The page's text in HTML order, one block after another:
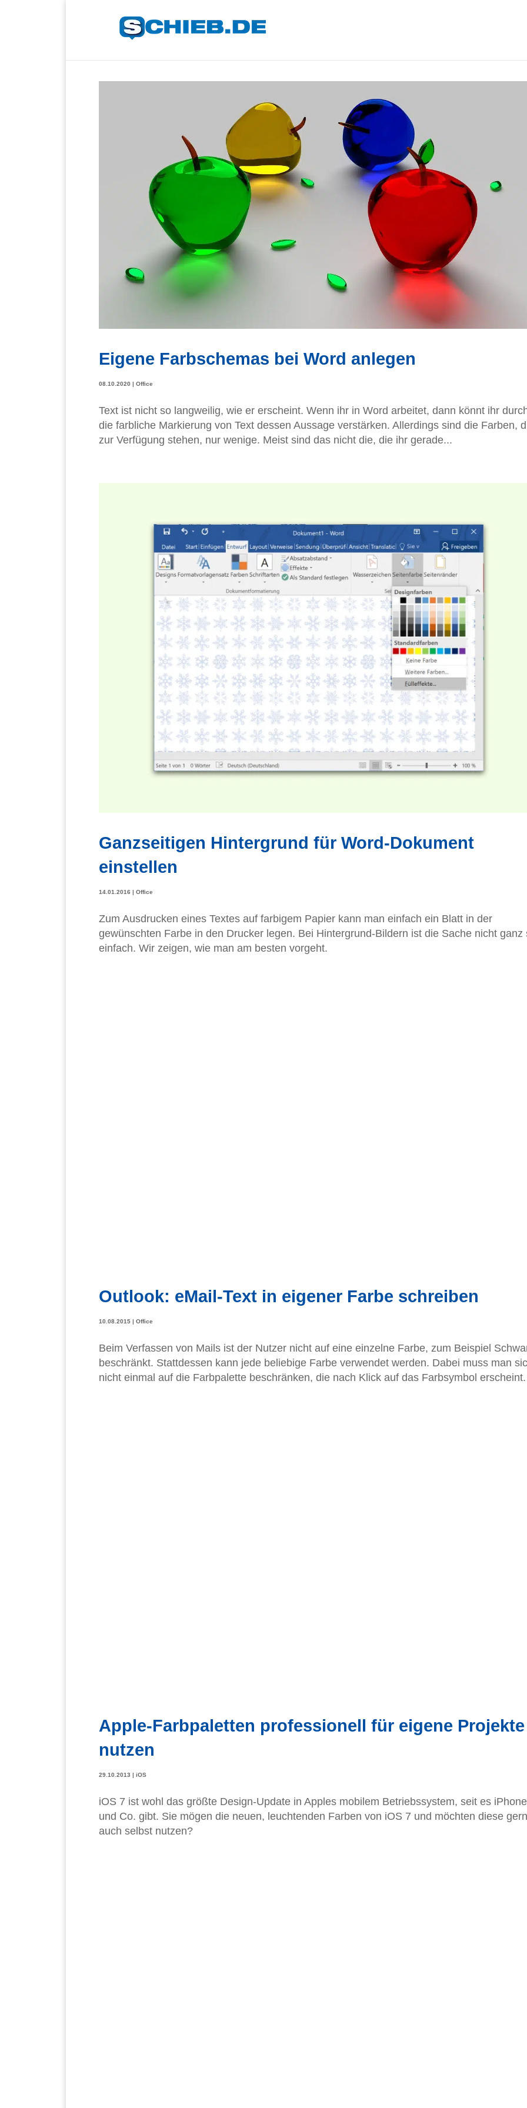
Eigene Farbschemas bei Word anlegen
08.10.2020 | Office
Text ist nicht so langweilig, wie er erscheint. Wenn ihr in Word arbeitet, dann könnt ihr
die farbliche Markierung von Text dessen Aussage verstärken. Allerdings sind die Farben,
zur Verfügung stehen, nur wenige. Meist sind das nicht die, die ihr gerade...
Ganzseitigen Hintergrund für Word-Dokument
einstellen
14.01.2016 | Office
Zum Ausdrucken eines Textes auf farbigem Papier kann man einfach ein Blatt in der
gewünschten Farbe in den Drucker legen. Bei Hintergrund-Bildern ist die Sache nicht ganz
einfach. Wir zeigen, wie man am besten vorgeht.
Outlook: eMail-Text in eigener Farbe schreiben
10.08.2015 | Office
Beim Verfassen von Mails ist der Nutzer nicht auf eine einzelne Farbe, zum Beispiel
beschränkt. Stattdessen kann jede beliebige Farbe verwendet werden. Dabei muss man
nicht einmal auf die Farbpalette beschränken, die nach Klick auf das Farbsymbol erscheint.
Apple-Farbpaletten professionell für eigene Projekte
nutzen
29.10.2013 | iOS
iOS 7 ist wohl das größte Design-Update in Apples mobilem Betriebssystem, seit es iPhone
und Co. gibt. Sie mögen die neuen, leuchtenden Farben von iOS 7 und möchten diese gern
auch selbst nutzen?